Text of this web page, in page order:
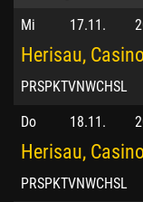
Mi 17.11.
Herisau, Casino
PRSPKTVNWCHSL
Do 18.11.
Herisau, Casino
PRSPKTVNWCHSL